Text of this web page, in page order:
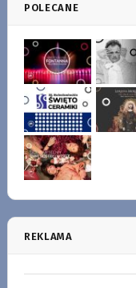
POLECANE
REKLAMA